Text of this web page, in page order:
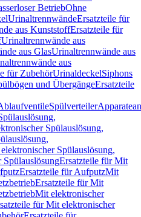
BetriebOhne
UrinaltrennwändeErsatzteile für
aus KunststoffErsatzteile für
Urinaltrennwände aus
aus GlasUrinaltrennwände aus
aus
für ZubehörUrinaldeckelSiphons
und ÜbergängeErsatzteile
Spülverteiler
Spülauslösung,
Spülauslösung,
SpülauslösungErsatzteile für Mit
Ersatzteile für AufputzMit
Ersatzteile für Mit
Mit elektronischer
für Mit elektronischer